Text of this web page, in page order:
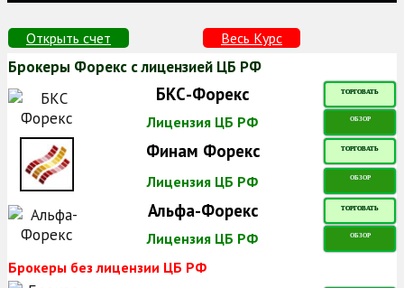
Открыть счет Весь Курс
Брокеры Форекс с лицензией ЦБ РФ
БКС-Форекс ТОРГОВАТЬ
Лицензия ЦБ РФ ОБЗОР
Финам Форекс ТОРГОВАТЬ
Лицензия ЦБ РФ ОБЗОР
Альфа-Форекс ТОРГОВАТЬ
Лицензия ЦБ РФ ОБЗОР
Брокеры без лицензии ЦБ РФ